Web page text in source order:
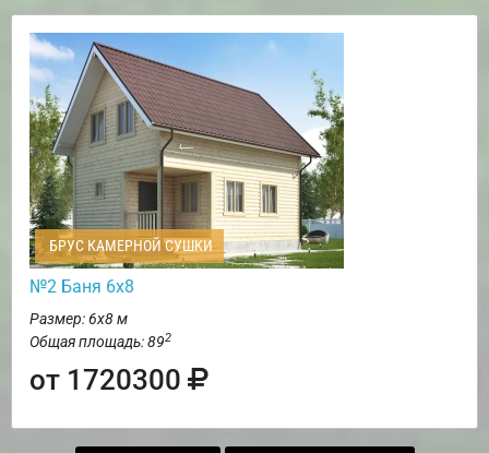
БРУС КАМЕРНОЙ СУШКИ
№2 Баня 6х8
Размер: 6х8 м
Общая площадь: 892
от 1720300